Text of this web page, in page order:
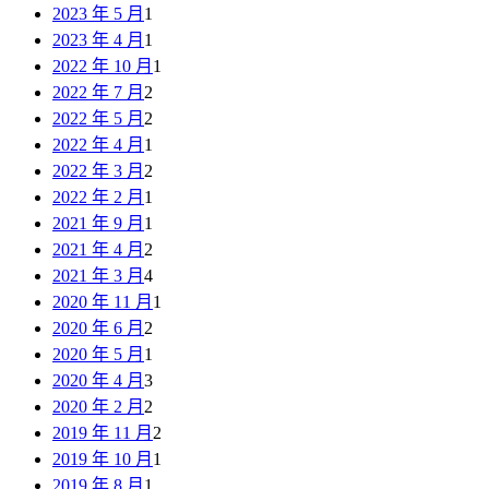
2023 年 5 月 1
2023 年 4 月 1
2022 年 10 月 1
2022 年 7 月 2
2022 年 5 月 2
2022 年 4 月 1
2022 年 3 月 2
2022 年 2 月 1
2021 年 9 月 1
2021 年 4 月 2
2021 年 3 月 4
2020 年 11 月 1
2020 年 6 月 2
2020 年 5 月 1
2020 年 4 月 3
2020 年 2 月 2
2019 年 11 月 2
2019 年 10 月 1